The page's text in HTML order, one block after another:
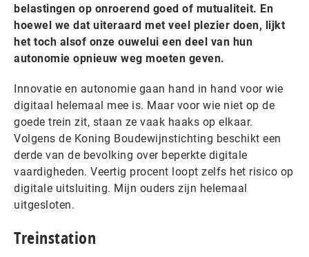
belastingen op onroerend goed of mutualiteit. En
hoewel we dat uiteraard met veel plezier doen, lijkt
het toch alsof onze ouwelui een deel van hun
autonomie opnieuw weg moeten geven.
Innovatie en autonomie gaan hand in hand voor wie
digitaal helemaal mee is. Maar voor wie niet op de
goede trein zit, staan ze vaak haaks op elkaar.
Volgens de Koning Boudewijnstichting beschikt een
derde van de bevolking over beperkte digitale
vaardigheden. Veertig procent loopt zelfs het risico op
digitale uitsluiting. Mijn ouders zijn helemaal
uitgesloten.
Treinstation